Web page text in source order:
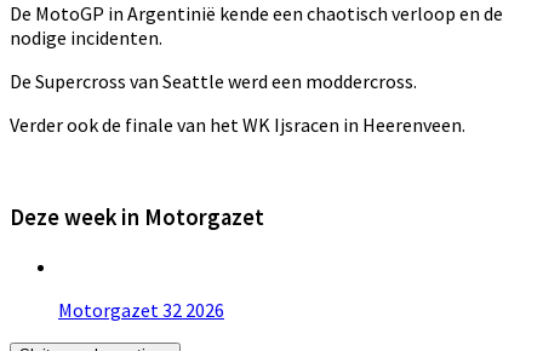
De MotoGP in Argentinië kende een chaotisch verloop en de
nodige incidenten.
De Supercross van Seattle werd een moddercross.
Verder ook de finale van het WK Ijsracen in Heerenveen.
Deze week in Motorgazet
Motorgazet 32 2026